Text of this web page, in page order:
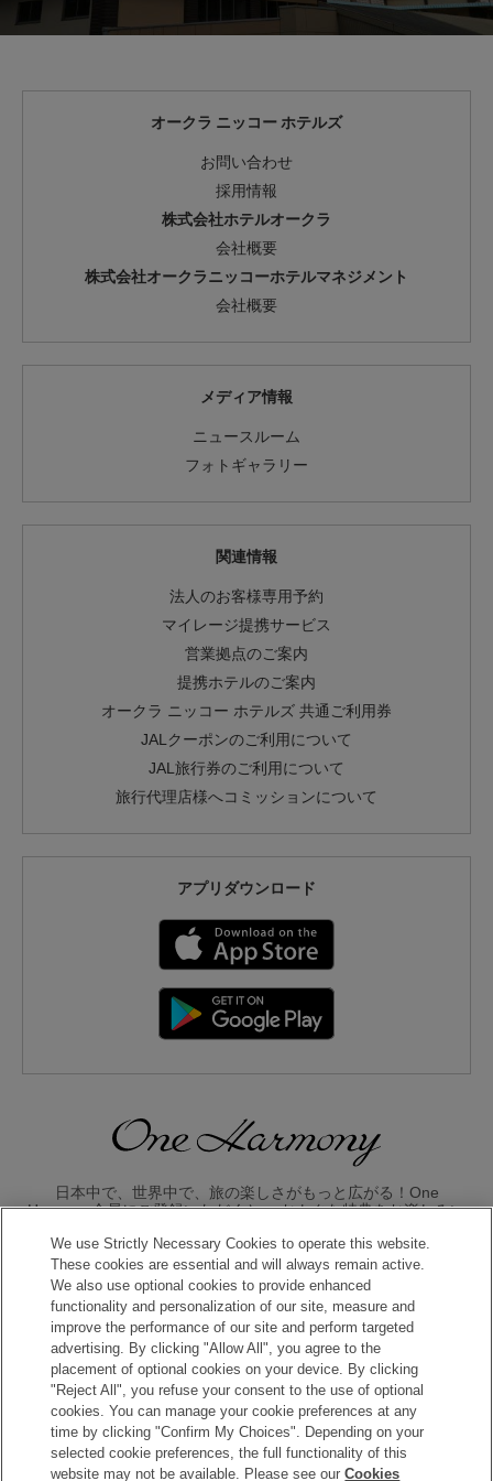
オークラ ニッコー ホテルズ
お問い合わせ
採用情報
株式会社ホテルオークラ
会社概要
株式会社オークラニッコーホテルマネジメント
会社概要
メディア情報
ニュースルーム
フォトギャラリー
関連情報
法人のお客様専用予約
マイレージ提携サービス
営業拠点のご案内
提携ホテルのご案内
オークラ ニッコー ホテルズ 共通ご利用券
JALクーポンのご利用について
JAL旅行券のご利用について
旅行代理店様へコミッションについて
アプリダウンロード
日本中で、世界中で、旅の楽しさがもっと広がる！One
Harmony会員にご登録いただくと、 おトクな特典をお楽しみい
入会のお申し込みはこちら
Copyright © Okura Nikko Hotel Management Co., Ltd. All
Rights Reserved.
We use Strictly Necessary Cookies to operate this website.
These cookies are essential and will always remain active.
We also use optional cookies to provide enhanced
functionality and personalization of our site, measure and
improve the performance of our site and perform targeted
advertising. By clicking "Allow All", you agree to the
placement of optional cookies on your device. By clicking
"Reject All", you refuse your consent to the use of optional
cookies. You can manage your cookie preferences at any
time by clicking "Confirm My Choices". Depending on your
selected cookie preferences, the full functionality of this
website may not be available. Please see ourCookies